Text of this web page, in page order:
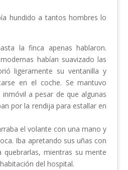
hundido a tantos hombres lo
la finca apenas hablaron.
habían suavizado las
ligeramente su ventanilla y
en el coche. Se mantuvo
a pesar de que algunas
por la rendija para estallar en
el volante con una mano y
Iba apretando sus uñas con
quebrarlas, mientras su mente
del hospital.